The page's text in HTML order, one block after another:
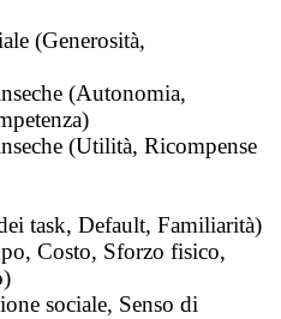
(Generosità,
(Autonomia,
(Utilità, Ricompense
task, Default, Familiarità)
Costo, Sforzo fisico,
sociale, Senso di